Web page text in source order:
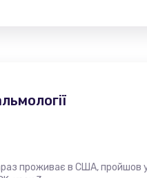
проживає в США, пройшов